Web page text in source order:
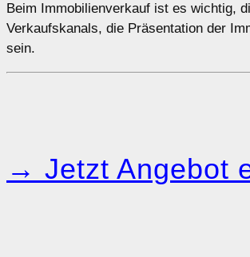
Beim Immobilienverkauf ist es wichtig,
Verkaufskanals, die Präsentation der
sein.
→ Jetzt Angebot